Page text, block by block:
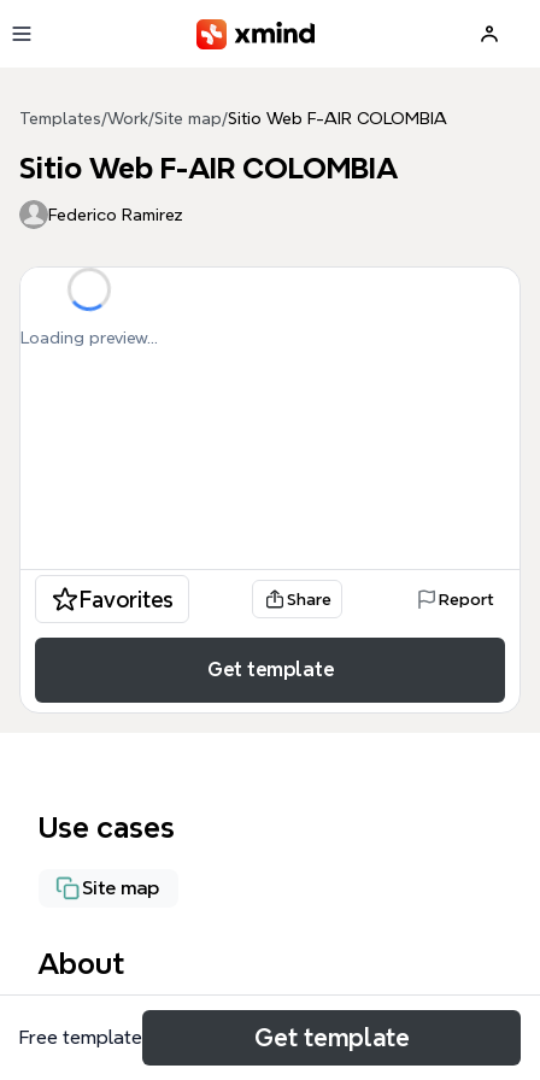
Templates/Work/Site map/Sitio Web F-AIR COLOMBIA
Sitio Web F-AIR COLOMBIA
Federico Ramirez
Loading preview...
Favorites Share Report
Get template
Use cases
Site map
About
El mapa mental del Sitio Web F-AIR COLOMBIA
ofrece un desglose técnico y estructural exhaustivo
Free template Get template